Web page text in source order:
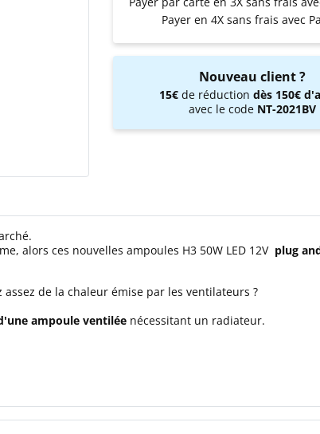
Payer en 4X sans frais avec
Nouveau client ?
15€ de réductiondès 150€
avec le code NT-2021BV
alors ces nouvelles ampoules H3 50W LED 12V plug
de la chaleur émise par les ventilateurs ?
ampoule ventilée nécessitant un radiateur.